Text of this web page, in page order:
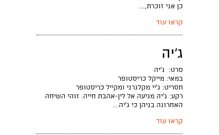
כן אני זוכרת,...
קראו עוד
ג'יה
סרט: ג'יה
במאי: מייקל כריסטופר
תסריט: ג'יי מקלנרני ומקייל כריסטופר
רקע: ג'יה מגיעה אל לין-אהבת חייה. זוהי השיחה
האחרונה בניהן כי ג'יה...
קראו עוד